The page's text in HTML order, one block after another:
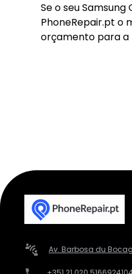
Se o seu
PhoneRepair.pt o
orçamento para a
Av. Barbosa du